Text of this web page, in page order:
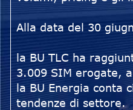
Alla data del 30
la BU TLC ha
3.009 SIM erogate,
la BU Energia conta
tendenze di settore.